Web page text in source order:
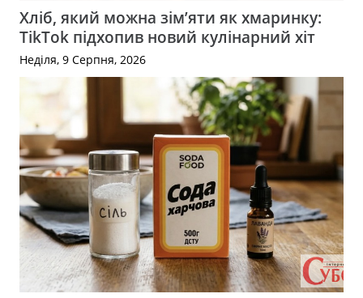
Хліб, який можна зім’яти як хмаринку:
TikTok підхопив новий кулінарний хіт
Неділя, 9 Серпня, 2026